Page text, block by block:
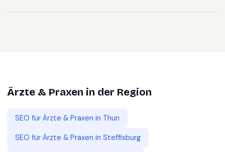
Ärzte & Praxen in der Region
SEO für Ärzte & Praxen in Thun
SEO für Ärzte & Praxen in Steffisburg